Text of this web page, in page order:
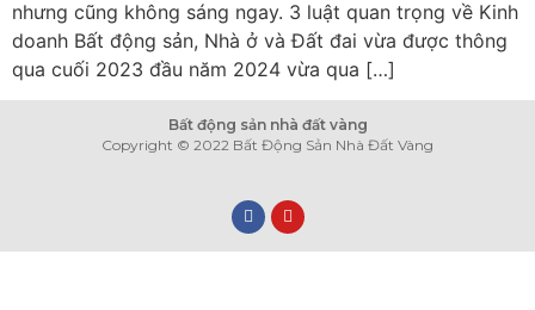
nhưng cũng không sáng ngay. 3 luật quan trọng về Kinh
doanh Bất động sản, Nhà ở và Đất đai vừa được thông
qua cuối 2023 đầu năm 2024 vừa qua […]
Bất động sản nhà đất vàng
Copyright © 2022 Bất Động Sản Nhà Đất Vàng